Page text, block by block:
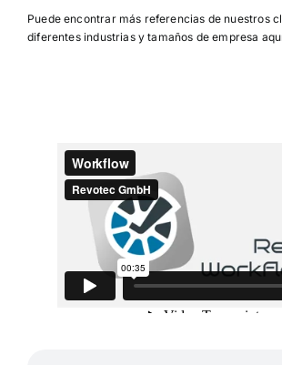
Puede encontrar más referencias de nuestros
diferentes industrias y tamaños de empresa